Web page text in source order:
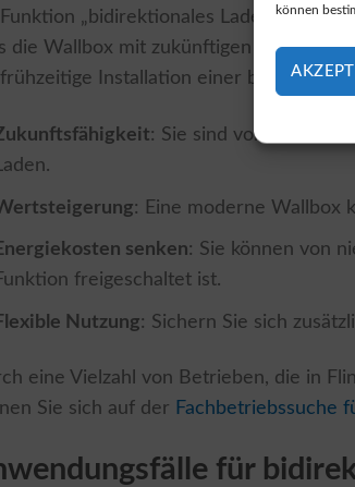
können
„bidirektionales Laden“ zu
die Wallbox mit zukünftigen
Installation einer bidi-ready
: Sie sind vorbereitet
Laden.
: Eine moderne Wallbox
senken: Sie können von
freigeschaltet ist.
Nutzung: Sichern Sie sich
eine Vielzahl von Betrieben, die in
Sie sich auf der Fachbetriebssuche
für